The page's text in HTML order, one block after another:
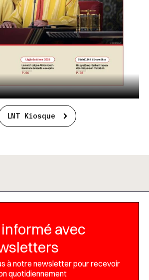
LNT Kiosque
informé avec
à notre newsletter pour recevoir
quotidiennement